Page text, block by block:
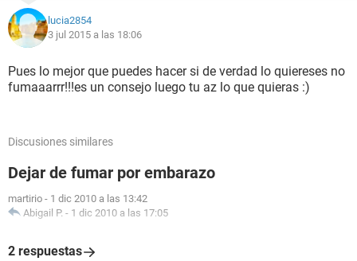
lucia2854
3 jul 2015 a las 18:06
Pues lo mejor que puedes hacer si de verdad lo quiereses no
fumaaarrr!!!es un consejo luego tu az lo que quieras :)
Discusiones similares
Dejar de fumar por embarazo
martirio - 1 dic 2010 a las 13:42
Abigail P. - 1 dic 2010 a las 17:05
2 respuestas